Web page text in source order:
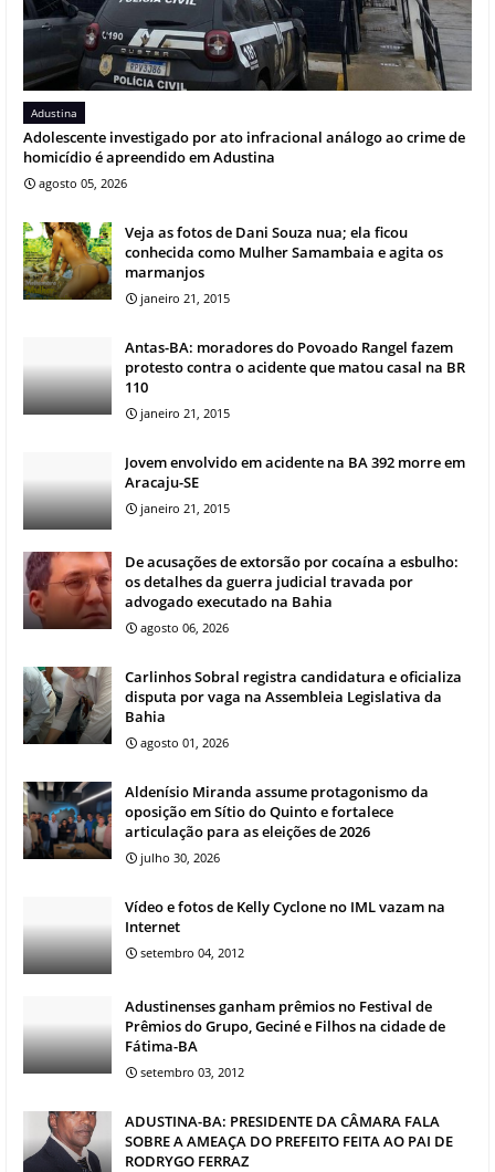
Adustina
Adolescente investigado por ato infracional análogo ao crime de
homicídio é apreendido em Adustina
agosto 05, 2026
Veja as fotos de Dani Souza nua; ela ficou
conhecida como Mulher Samambaia e agita os
marmanjos
janeiro 21, 2015
Antas-BA: moradores do Povoado Rangel fazem
protesto contra o acidente que matou casal na BR
110
janeiro 21, 2015
Jovem envolvido em acidente na BA 392 morre em
Aracaju-SE
janeiro 21, 2015
De acusações de extorsão por cocaína a esbulho:
os detalhes da guerra judicial travada por
advogado executado na Bahia
agosto 06, 2026
Carlinhos Sobral registra candidatura e oficializa
disputa por vaga na Assembleia Legislativa da
Bahia
agosto 01, 2026
Aldenísio Miranda assume protagonismo da
oposição em Sítio do Quinto e fortalece
articulação para as eleições de 2026
julho 30, 2026
Vídeo e fotos de Kelly Cyclone no IML vazam na
Internet
setembro 04, 2012
Adustinenses ganham prêmios no Festival de
Prêmios do Grupo, Geciné e Filhos na cidade de
Fátima-BA
setembro 03, 2012
ADUSTINA-BA: PRESIDENTE DA CÂMARA FALA
SOBRE A AMEAÇA DO PREFEITO FEITA AO PAI DE
RODRYGO FERRAZ